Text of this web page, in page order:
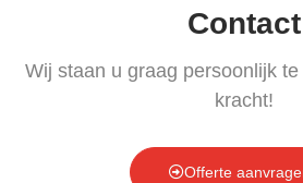
Contact
Wij staan u graag persoonlijk
kracht!
Offerte